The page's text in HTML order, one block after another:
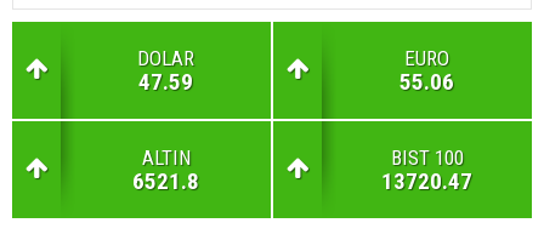
DOLAR
47.59
EURO
55.06
ALTIN
6521.8
BIST 100
13720.47